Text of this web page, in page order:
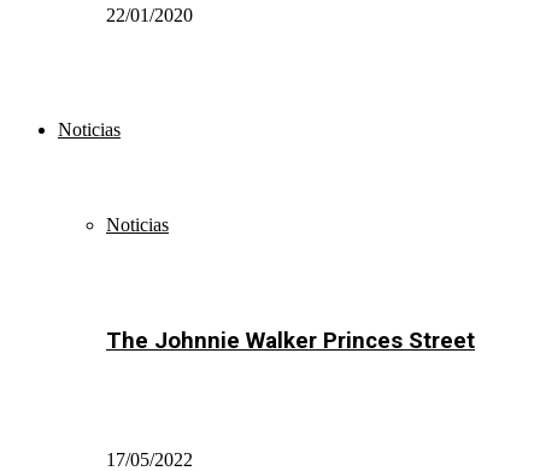
22/01/2020
Noticias
Noticias
The Johnnie Walker Princes Street
17/05/2022